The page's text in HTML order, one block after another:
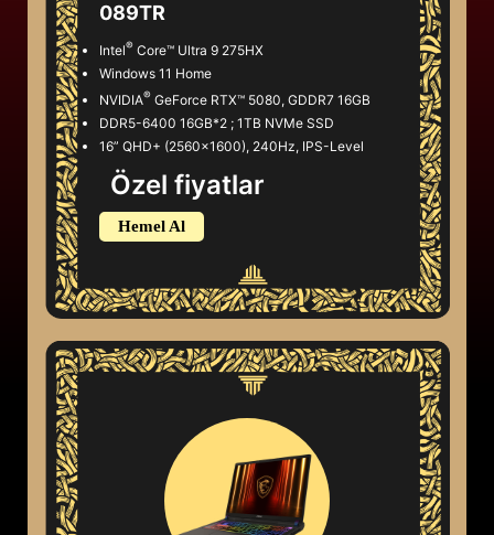
089TR
Intel® Core™ Ultra 9 275HX
Windows 11 Home
NVIDIA® GeForce RTX™ 5080, GDDR7 16GB
DDR5-6400 16GB*2 ; 1TB NVMe SSD
16” QHD+ (2560x1600), 240Hz, IPS-Level
Özel fiyatlar
Hemel Al